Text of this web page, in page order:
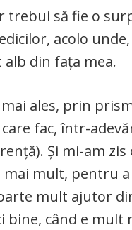
trebui să fie o
acolo unde,
din fața mea.
ales, prin
fac, într-
Și mi-am zis
mai mult, pentru a
mult ajutor
bine, când e mult